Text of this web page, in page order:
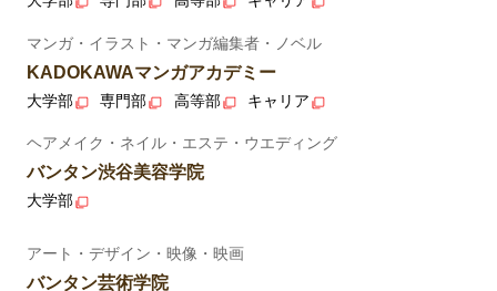
マンガ・イラスト・マンガ編集者・ノベル
KADOKAWAマンガアカデミー
大学部 専門部 高等部 キャリア
ヘアメイク・ネイル・エステ・ウエディング
バンタン渋谷美容学院
大学部
アート・デザイン・映像・映画
バンタン芸術学院